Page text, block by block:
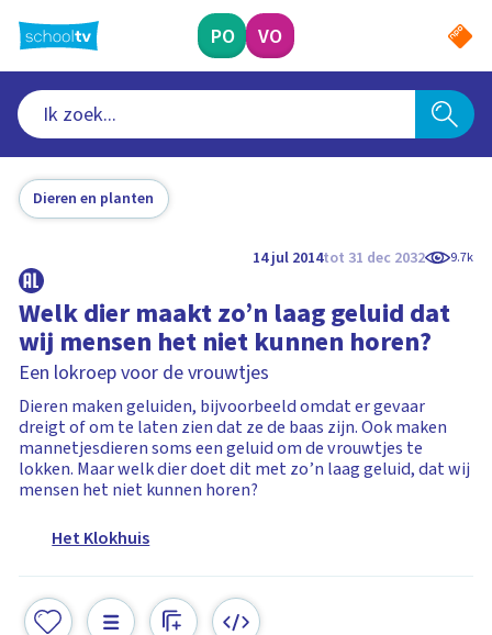
naar
hoofdinhoud
PO VO
Dieren en planten
14 jul 2014tot 31 dec 2032 9.7k
Welk dier maakt zo’n laag geluid dat
wij mensen het niet kunnen horen?
Een lokroep voor de vrouwtjes
Dieren maken geluiden, bijvoorbeeld omdat er gevaar
dreigt of om te laten zien dat ze de baas zijn. Ook maken
mannetjesdieren soms een geluid om de vrouwtjes te
lokken. Maar welk dier doet dit met zo’n laag geluid, dat wij
mensen het niet kunnen horen?
Het Klokhuis